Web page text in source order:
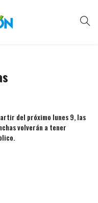
del próximo lunes 9, las
volverán a tener